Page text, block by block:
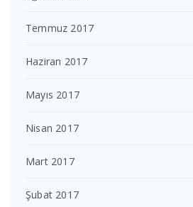
Temmuz 2017
Haziran 2017
Mayıs 2017
Nisan 2017
Mart 2017
Şubat 2017